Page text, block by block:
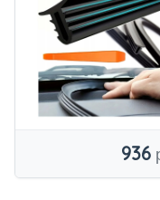
звукоизоляцией
936